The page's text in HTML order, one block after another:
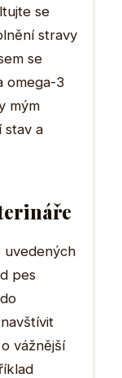
se
stravy
se
omega-3
mým
stav a
uvedených
pes
vážnější